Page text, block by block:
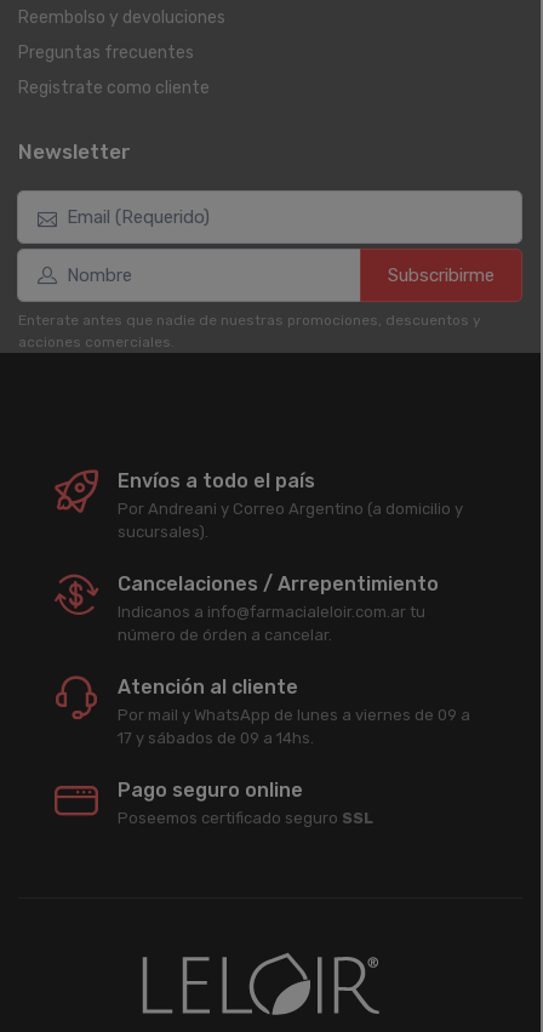
Reembolso y devoluciones
Preguntas frecuentes
Registrate como cliente
Newsletter
Subscribirme
Enterate antes que nadie de nuestras promociones, descuentos y
acciones comerciales.
Envíos a todo el país
Por Andreani y Correo Argentino (a domicilio y
sucursales).
Cancelaciones / Arrepentimiento
Indicanos a info@farmacialeloir.com.ar tu
número de órden a cancelar.
Atención al cliente
Por mail y WhatsApp de lunes a viernes de 09 a
17 y sábados de 09 a 14hs.
Pago seguro online
Poseemos certificado seguro SSL